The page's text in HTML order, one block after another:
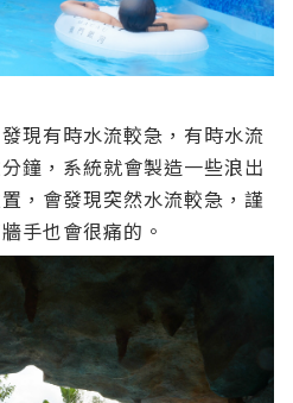
現有時水流較急，有時水流
鐘，系統就會製造一些浪出
，會發現突然水流較急，謹
手也會很痛的。